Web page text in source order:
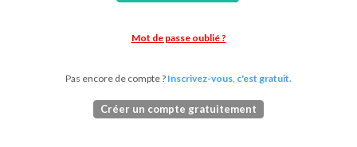
Mot de passe oublié ?
Pas encore de compte ? Inscrivez-vous, c'est gratuit.
Créer un compte gratuitement